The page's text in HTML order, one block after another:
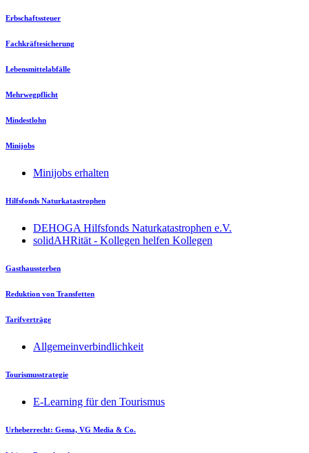
Erbschaftssteuer
Fachkräftesicherung
Lebensmittelabfälle
Mehrwegpflicht
Mindestlohn
Minijobs
Minijobs erhalten
Hilfsfonds Naturkatastrophen
DEHOGA Hilfsfonds Naturkatastrophen e.V.
solidAHRität - Kollegen helfen Kollegen
Gasthaussterben
Reduktion von Transfetten
Tarifverträge
Allgemeinverbindlichkeit
Tourismusstrategie
E-Learning für den Tourismus
Urheberrecht: Gema, VG Media & Co.